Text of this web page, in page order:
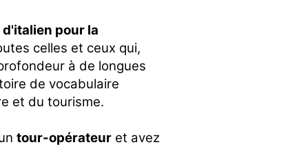
pour la
celles et ceux qui,
à de longues
de vocabulaire
et du tourisme.
tour-opérateur et avez